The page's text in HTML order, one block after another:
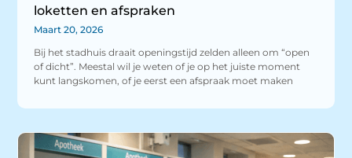
loketten en afspraken
Maart 20, 2026
Bij het stadhuis draait openingstijd zelden alleen om “open
of dicht”. Meestal wil je weten of je op het juiste moment
kunt langskomen, of je eerst een afspraak moet maken